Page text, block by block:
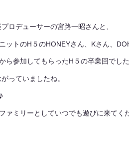
ロデューサーの宮路一昭さんと、
ットのH５のHONEYさん、Kさん、
ら参加してもらったH５の卒業回でし
っていましたね。
ァミリーとしていつでも遊びに来てく